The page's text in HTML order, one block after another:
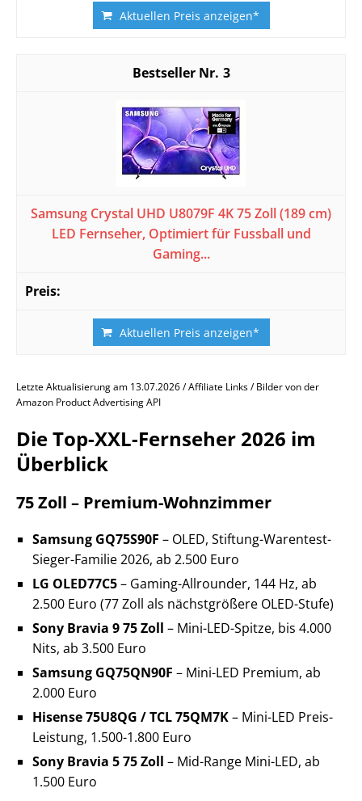
Aktuellen Preis anzeigen*
3
Samsung Crystal UHD U8079F 4K 75 Zoll (189 cm)
LED Fernseher, Optimiert für Fussball und
Gaming...
Aktuellen Preis anzeigen*
Letzte Aktualisierung am 13.07.2026 / Affiliate Links / Bilder von der
Amazon Product Advertising API
Die Top-XXL-Fernseher 2026 im
Überblick
75 Zoll – Premium-Wohnzimmer
Samsung GQ75S90F – OLED, Stiftung-Warentest-
Sieger-Familie 2026, ab 2.500 Euro
LG OLED77C5– Gaming-Allrounder, 144 Hz, ab
2.500 Euro (77 Zoll als nächstgrößere OLED-Stufe)
Sony Bravia 9 75 Zoll – Mini-LED-Spitze, bis 4.000
Nits, ab 3.500 Euro
Samsung GQ75QN90F – Mini-LED Premium, ab
2.000 Euro
Hisense 75U8QG / TCL 75QM7K– Mini-LED Preis-
Leistung, 1.500-1.800 Euro
Sony Bravia 5 75 Zoll – Mid-Range Mini-LED, ab
1.500 Euro